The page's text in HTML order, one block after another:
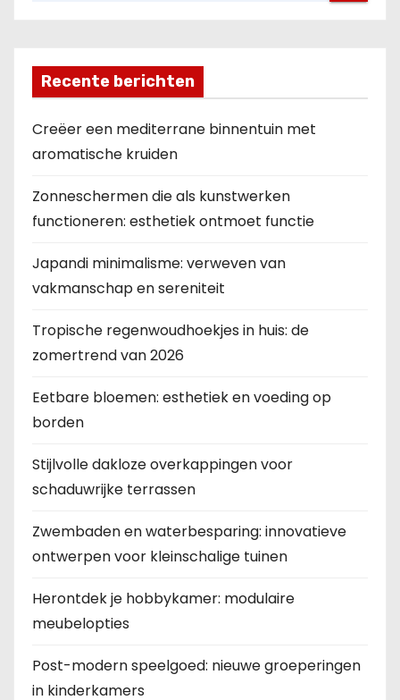
Recente berichten
Creëer een mediterrane binnentuin met
aromatische kruiden
Zonneschermen die als kunstwerken
functioneren: esthetiek ontmoet functie
Japandi minimalisme: verweven van
vakmanschap en sereniteit
Tropische regenwoudhoekjes in huis: de
zomertrend van 2026
Eetbare bloemen: esthetiek en voeding op
borden
Stijlvolle dakloze overkappingen voor
schaduwrijke terrassen
Zwembaden en waterbesparing: innovatieve
ontwerpen voor kleinschalige tuinen
Herontdek je hobbykamer: modulaire
meubelopties
Post-modern speelgoed: nieuwe groeperingen
in kinderkamers